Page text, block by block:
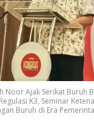
Noor Ajak Serikat Buruh
K3, Seminar
Buruh di Era